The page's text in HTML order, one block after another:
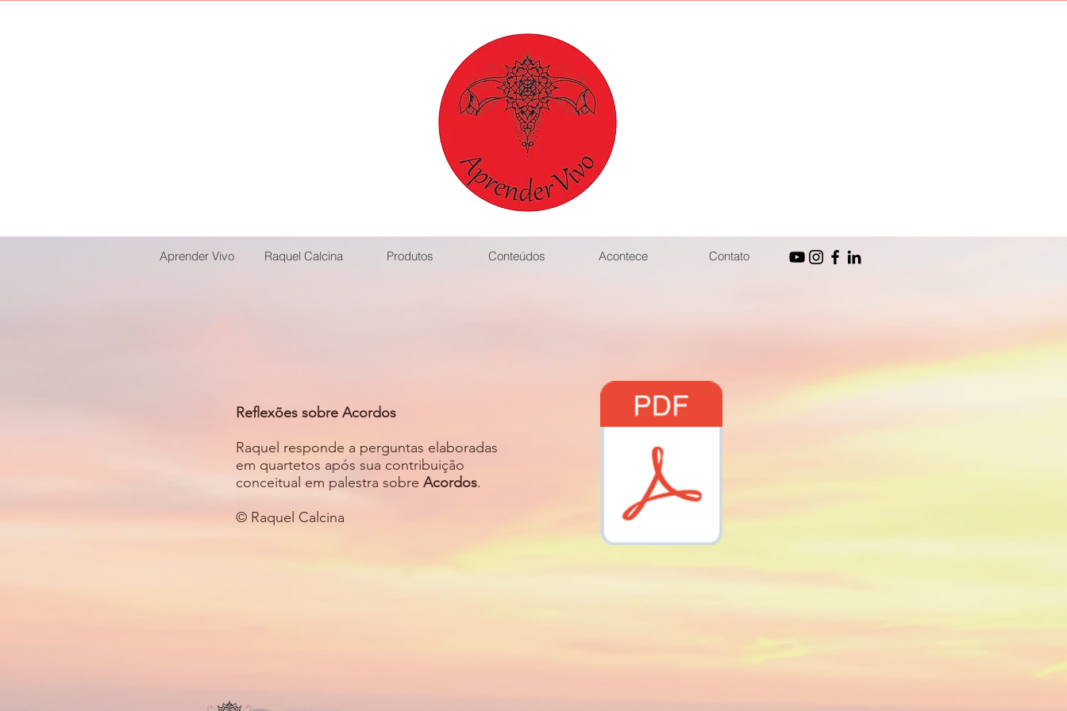
Aprender Vivo Raquel Calcina Produtos Conteúdos Acontece Contato
Reflexões sobre Acordos
Raquel responde a perguntas elaboradas
em quartetos após sua contribuição
conceitual em palestra sobre Acordos.
© Raquel Calcina